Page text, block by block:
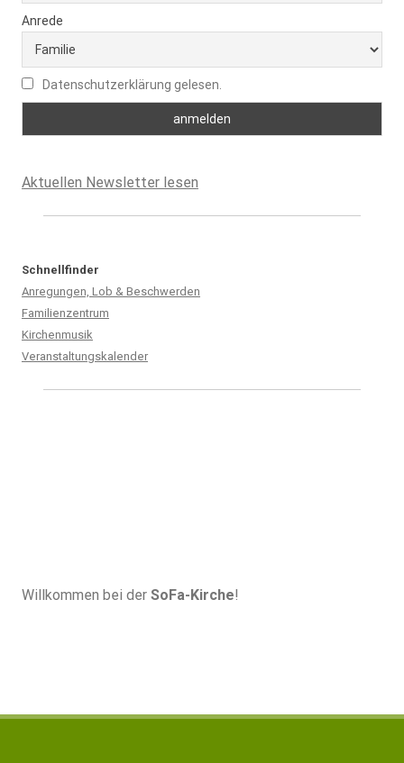
Anrede
Datenschutzerklärung gelesen.
Aktuellen Newsletter lesen
Schnellfinder
Anregungen, Lob & Beschwerden
Familienzentrum
Kirchenmusik
Veranstaltungskalender
Willkommen bei der SoFa-Kirche!